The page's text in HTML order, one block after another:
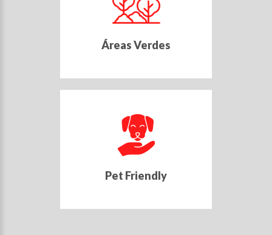
Áreas Verdes
Pet Friendly